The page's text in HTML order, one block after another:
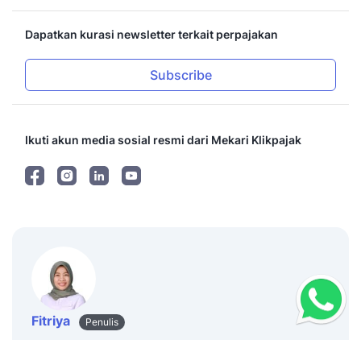
Dapatkan kurasi newsletter terkait perpajakan
Subscribe
Ikuti akun media sosial resmi dari Mekari Klikpajak
Fitriya Penulis